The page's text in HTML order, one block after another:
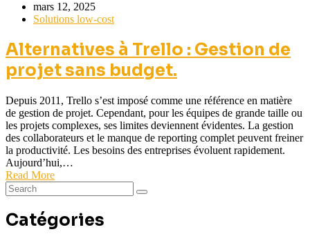
mars 12, 2025
Solutions low-cost
Alternatives à Trello : Gestion de
projet sans budget.
Depuis 2011, Trello s’est imposé comme une référence en matière
de gestion de projet. Cependant, pour les équipes de grande taille ou
les projets complexes, ses limites deviennent évidentes. La gestion
des collaborateurs et le manque de reporting complet peuvent freiner
la productivité. Les besoins des entreprises évoluent rapidement.
Aujourd’hui,…
Read More
Catégories